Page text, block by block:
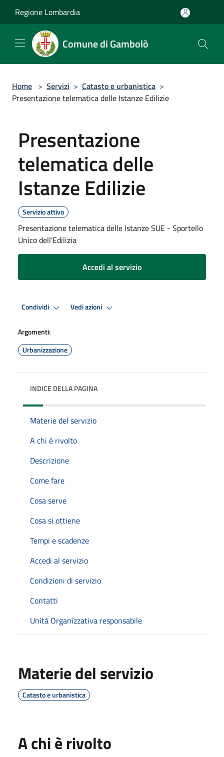
Regione Lombardia
Comune di Gambolò
Home > Servizi > Catasto e urbanistica >
Presentazione telematica delle Istanze Edilizie
Presentazione
telematica delle
Istanze Edilizie
Servizio attivo
Presentazione telematica delle Istanze SUE - Sportello
Unico dell'Edilizia
Accedi al servizio
Condividi Vedi azioni
Argomenti:
Urbanizzazione
INDICE DELLA PAGINA
Materie del servizio
A chi è rivolto
Descrizione
Come fare
Cosa serve
Cosa si ottiene
Tempi e scadenze
Accedi al servizio
Condizioni di servizio
Contatti
Unità Organizzativa responsabile
Materie del servizio
Catasto e urbanistica
A chi è rivolto